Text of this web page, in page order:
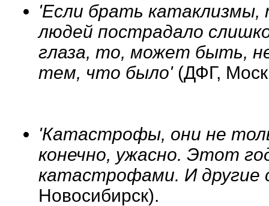
'Если брать
людей пострадало
глаза, то, может быть,
тем, что было' (ДФГ,
'Катастрофы, они не
конечно, ужасно. Этот
катастрофами. И
Новосибирск).